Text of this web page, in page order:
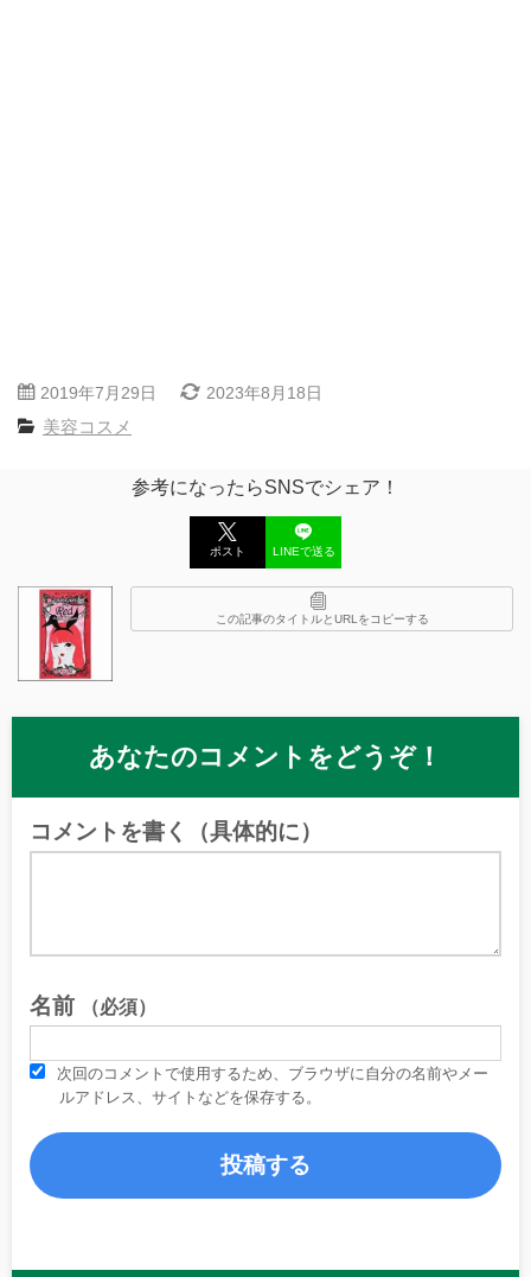
2019年7月29日 2023年8月18日
美容コスメ
参考になったらSNSでシェア！
ポスト LINEで送る
この記事のタイトルとURLをコピーする
あなたのコメントをどうぞ！
コメントを書く（具体的に）
名前 （必須）
次回のコメントで使用するため、ブラウザに自分の名前やメー
ルアドレス、サイトなどを保存する。